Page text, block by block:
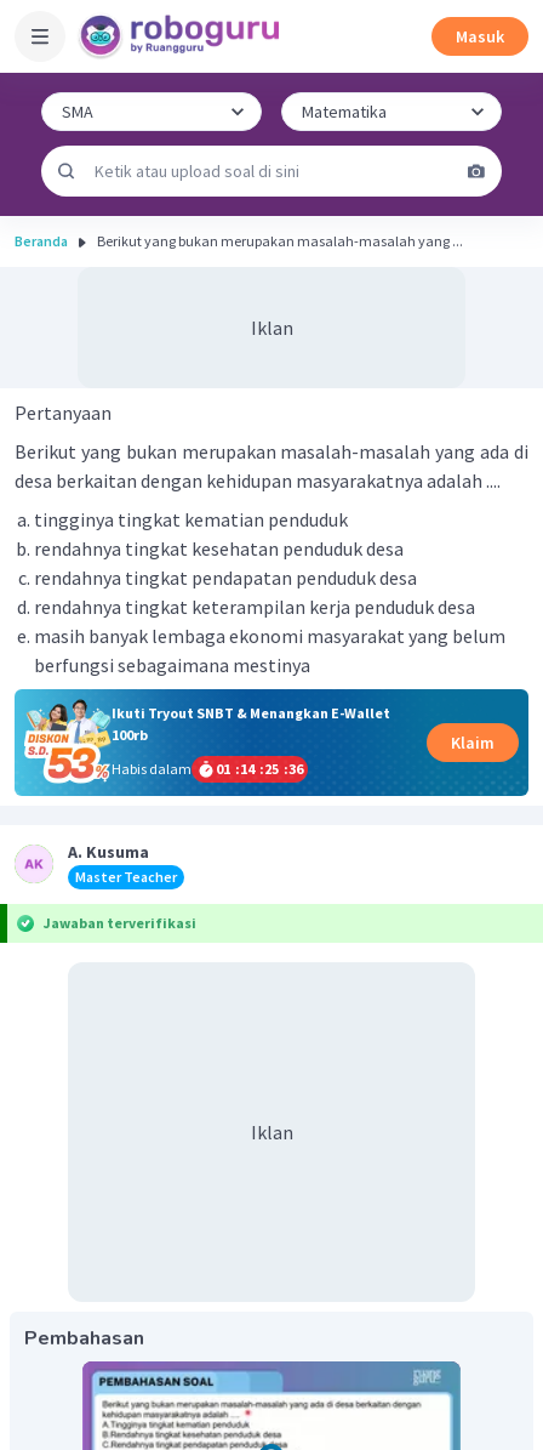
Masuk
Beranda Berikut yang bukan merupakan masalah-masalah yang ...
Iklan
Pertanyaan
Berikut yang bukan merupakan masalah-masalah yang ada di
desa berkaitan dengan kehidupan masyarakatnya adalah ....
tingginya tingkat kematian penduduk
rendahnya tingkat kesehatan penduduk desa
rendahnya tingkat pendapatan penduduk desa
rendahnya tingkat keterampilan kerja penduduk desa
masih banyak lembaga ekonomi masyarakat yang belum
berfungsi sebagaimana mestinya
Ikuti Tryout SNBT & Menangkan E-Wallet
100rb
Habis dalam
01 :14 :25 :36
Klaim
A. Kusuma
Master Teacher
Jawaban terverifikasi
Iklan
Pembahasan